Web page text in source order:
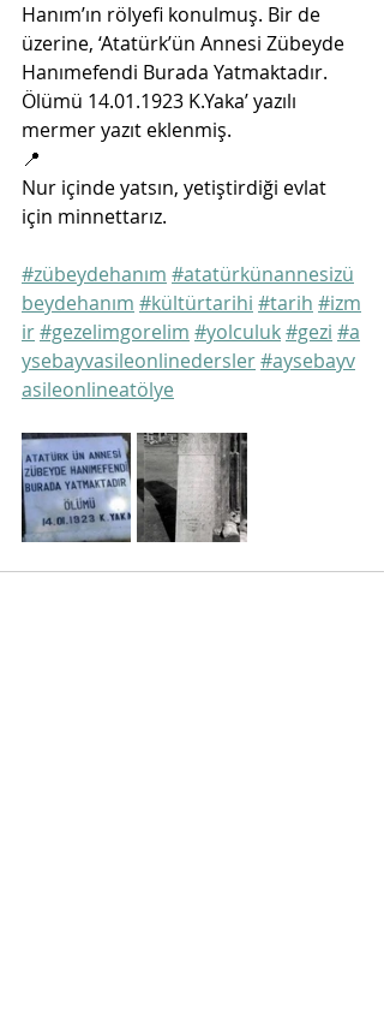
Hanım’ın rölyefi konulmuş. Bir de
üzerine, ‘Atatürk’ün Annesi Zübeyde
Hanımefendi Burada Yatmaktadır.
Ölümü 14.01.1923 K.Yaka’ yazılı
mermer yazıt eklenmiş.
📍
Nur içinde yatsın, yetiştirdiği evlat
için minnettarız.
#zübeydehanım #atatürkünannesizü
beydehanım #kültürtarihi #tarih #izm
ir#gezelimgorelim #yolculuk#gezi #a
ysebayvasileonlinedersler#aysebayv
asileonlineatölye